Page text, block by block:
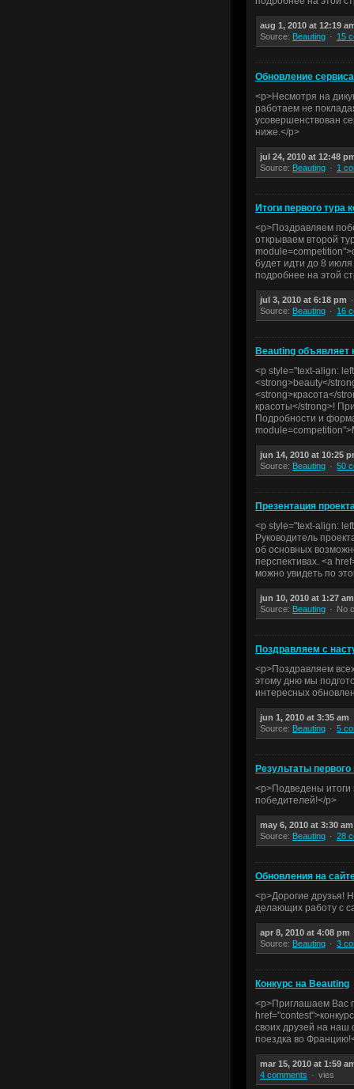
aug 1, 2010 at 12:19
Source: Beauting 15
Обновление
<p>Несмотря на
работаем не
усовершенствован
ниже.</p>
jul 24, 2010 at 12:48
Source: Beauting 1
Итоги первого тура
<p>Поздравляем
открываем второй
будет идти до 8 июля
подробнее на этой
jul 3, 2010 at 6:18 pm
Source: Beauting 16
Beauting объявляет
<p style="text-align:
<strong>beauty</
<strong>красота</
красоты</strong>!
Подробности и
jun 14, 2010 at 10:25
Source: Beauting 50
Презентация
<p style="text-align:
Руководитель
об основных
перспективах. <a
можно увидеть по
jun 10, 2010 at 1:27 am
Source: Beauting No
Поздравляем с
<p>Поздравляем
этому дню мы
интересных
jun 1, 2010 at 3:35 am
Source: Beauting 5
Результаты первого
<p>Подведены итоги
победителей!</p>
may 6, 2010 at 3:30 am
Source: Beauting 28
Обновления на
<p>Дорогие друзья!
делающих работу с
apr 8, 2010 at 4:08 pm
Source: Beauting 3
Конкурс на Beauting
<p>Приглашаем Вас
своих друзей на наш
поездка во
mar 15, 2010 at 1:59
4 comments
vies